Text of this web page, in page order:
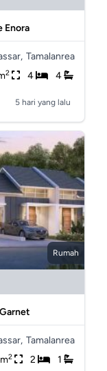
Enora
Tamalanrea
2 4 4
5 hari yang lalu
Rumah
Tamalanrea
2 2 1